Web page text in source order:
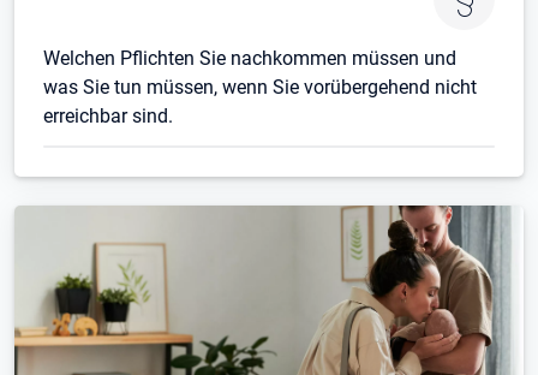
Welchen Pflichten Sie nachkommen müssen und
was Sie tun müssen, wenn Sie vorübergehend nicht
erreichbar sind.